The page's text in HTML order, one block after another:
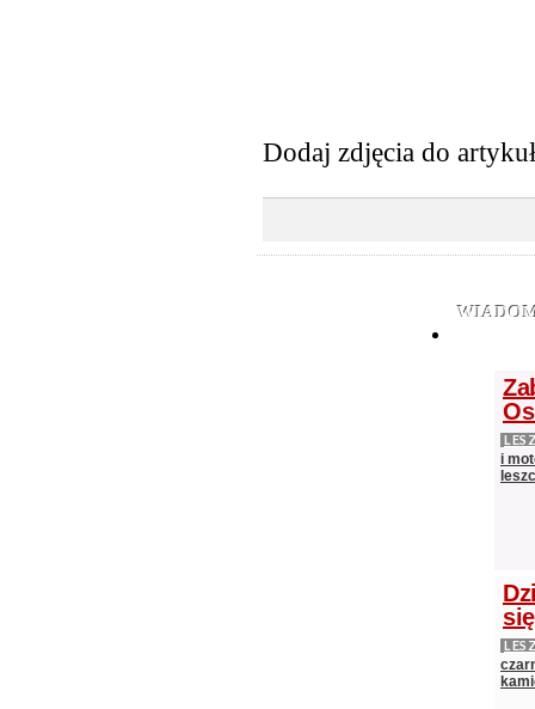
Dodaj zdjęcia do
i